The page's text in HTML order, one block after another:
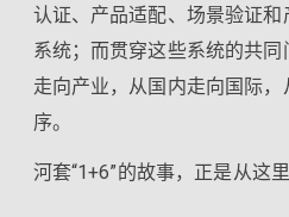
认证、产品适配、场景验证
系统；而贯穿这些系统的共
走向产业，从国内走向国际
序。
河套“1+6”的故事，正是从这里